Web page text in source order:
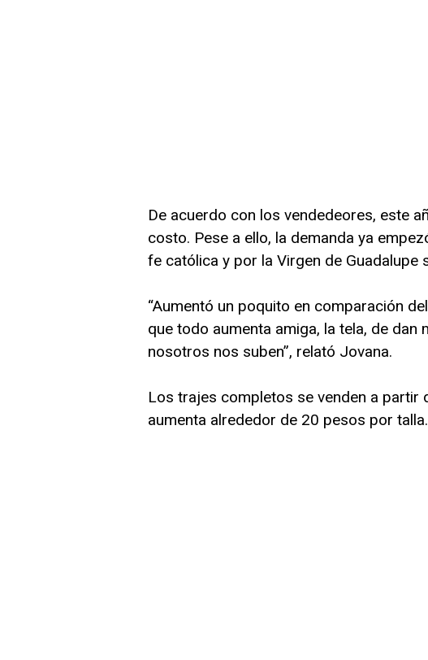
De acuerdo con los vendedeores, este
costo. Pese a ello, la demanda ya
fe católica y por la Virgen de Guadalupe
“Aumentó un poquito en comparación
que todo aumenta amiga, la tela, de dan
nosotros nos suben”, relató Jovana.
Los trajes completos se venden a partir
aumenta alrededor de 20 pesos por talla.